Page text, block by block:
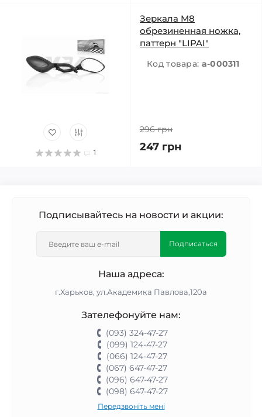
1
Зеркала M8
обрезиненная ножка,
паттерн "LIPAI"
Код товара: a-000311
296 грн
247 грн
Подписывайтесь на новости и акции:
Подписаться
Наша адреса:
г.Харьков, ул.Академика Павлова,120а
Зателефонуйте нам:
(093) 324-47-27
(099) 124-47-27
(066) 124-47-27
(067) 647-47-27
(096) 647-47-27
(098) 647-47-27
Передзвоніть мені